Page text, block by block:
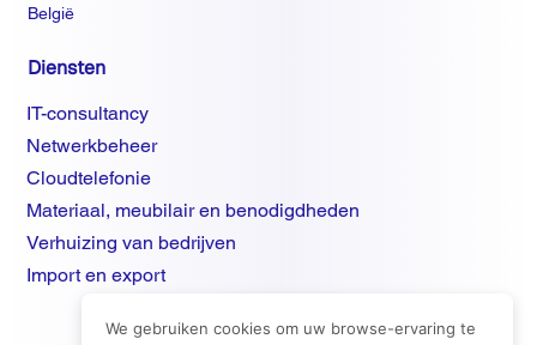
We gebruiken cookies om uw browse-ervaring te
België
Diensten
IT-consultancy
Netwerkbeheer
Cloudtelefonie
Materiaal, meubilair en benodigdheden
Verhuizing van bedrijven
Import en export